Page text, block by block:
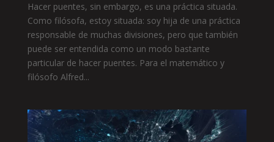
Hacer puentes, sin embargo, es una práctica situada.
Como filósofa, estoy situada: soy hija de una práctica
responsable de muchas divisiones, pero que también
puede ser entendida como un modo bastante
particular de hacer puentes. Para el matemático y
filósofo Alfred...